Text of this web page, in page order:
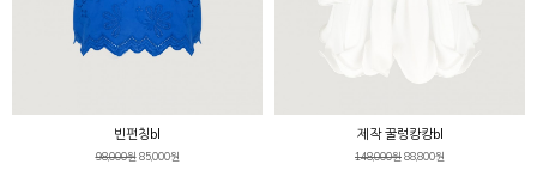
빈펀칭bl
98,000원85,000원
제작 꿀렁캉캉bl
148,000원88,800원